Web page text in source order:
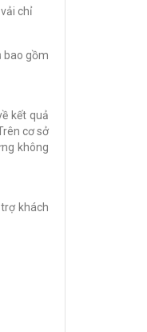
chỉ
bao gồm
kết quả
cơ sở
không
khách